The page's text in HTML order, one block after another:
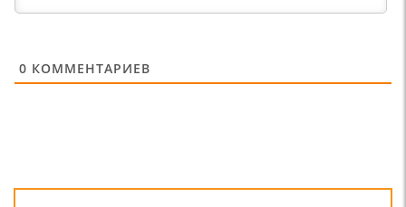
0 КОММЕНТАРИЕВ